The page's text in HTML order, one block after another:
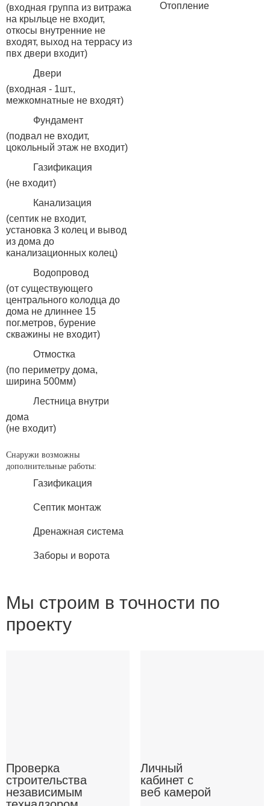
(входная группа из витража
на крыльце не входит,
откосы внутренние не
входят, выход на террасу из
пвх двери входит)
Двери
(входная - 1шт.,
межкомнатные не входят)
Фундамент
(подвал не входит,
цокольный этаж не входит)
Газификация
(не входит)
Канализация
(септик не входит,
установка 3 колец и вывод
из дома до
канализационных колец)
Водопровод
(от существующего
центрального колодца до
дома не длиннее 15
пог.метров, бурение
скважины не входит)
Отмостка
(по периметру дома,
ширина 500мм)
Лестница внутри
дома
(не входит)
Отопление
Снаружи возможны
дополнительные работы:
Газификация
Септик монтаж
Дренажная система
Заборы и ворота
Мы строим в точности по
проекту
Проверка
строительства
независимым
Личный
кабинет с
веб камерой